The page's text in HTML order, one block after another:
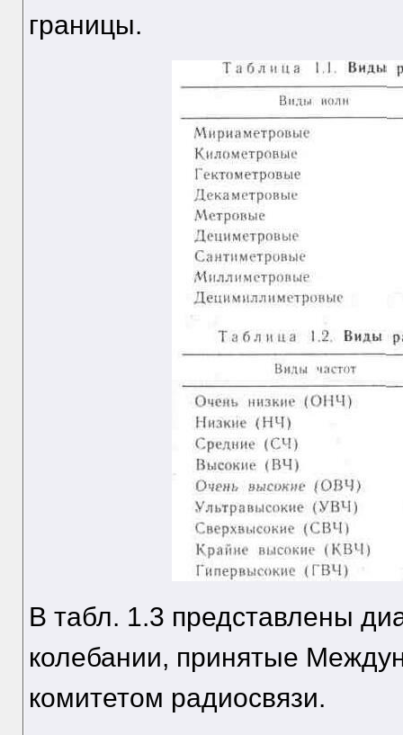
границы.
В табл. 1.3 представлены
колебании, принятые
комитетом радиосвязи.